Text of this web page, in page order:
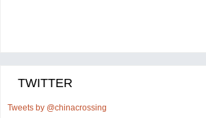
TWITTER
Tweets by @chinacrossing